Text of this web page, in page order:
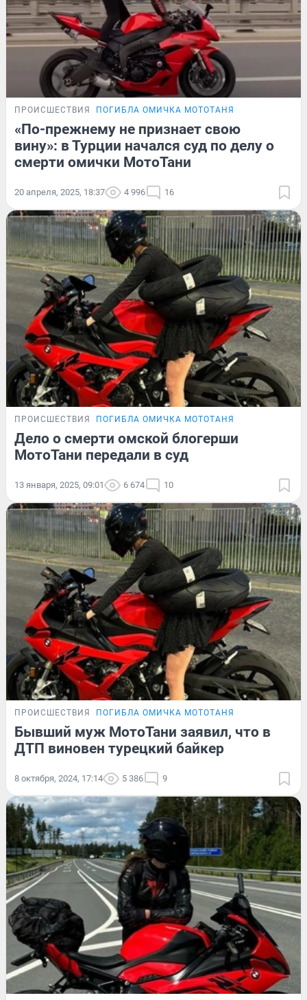
ПРОИСШЕСТВИЯ ПОГИБЛА ОМИЧКА МОТОТАНЯ
«По-прежнему не признает свою
вину»: в Турции начался суд по делу о
смерти омички МотоТани
20 апреля, 2025, 18:37 4 996 16
ПРОИСШЕСТВИЯ ПОГИБЛА ОМИЧКА МОТОТАНЯ
Дело о смерти омской блогерши
МотоТани передали в суд
13 января, 2025, 09:01 6 674 10
ПРОИСШЕСТВИЯ ПОГИБЛА ОМИЧКА МОТОТАНЯ
Бывший муж МотоТани заявил, что в
ДТП виновен турецкий байкер
8 октября, 2024, 17:14 5 386 9